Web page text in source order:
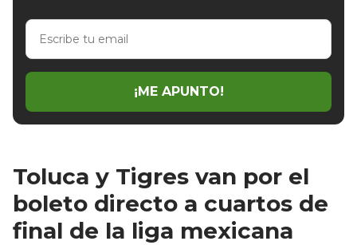
Escribe
email
¡ME APUNTO!
Toluca y Tigres van por el
boleto directo a cuartos de
final de la liga mexicana